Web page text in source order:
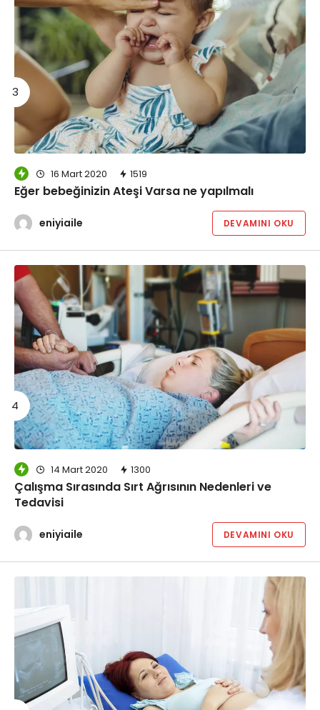
16 Mart 2020 1519
Eğer bebeğinizin Ateşi Varsa ne yapılmalı
eniyiaile DEVAMINI OKU
14 Mart 2020 1300
Çalışma Sırasında Sırt Ağrısının Nedenleri ve
Tedavisi
eniyiaile DEVAMINI OKU